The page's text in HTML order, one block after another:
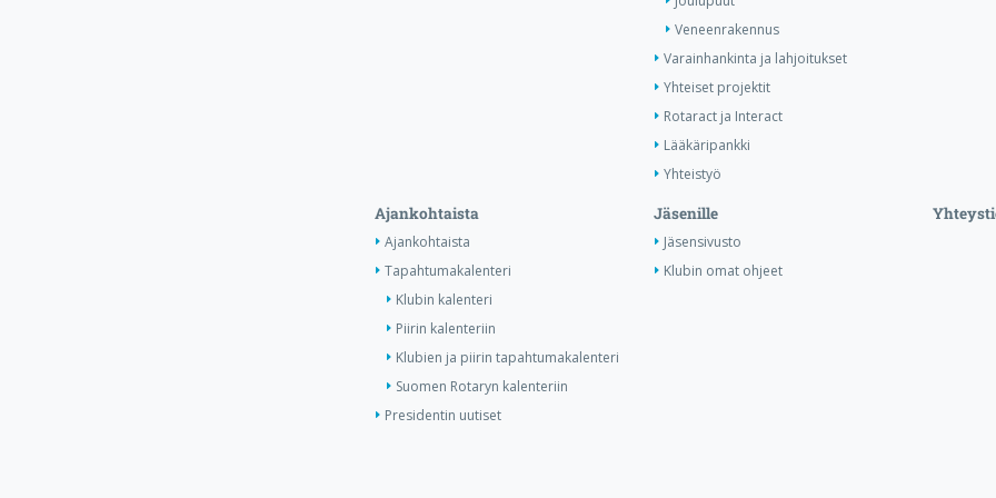
Veneenrakennus
Varainhankinta ja lahjoitukset
Yhteiset projektit
Rotaract ja Interact
Lääkäripankki
Yhteistyö
Ajankohtaista
Ajankohtaista
Tapahtumakalenteri
Klubin kalenteri
Piirin kalenteriin
Klubien ja piirin tapahtumakalenteri
Suomen Rotaryn kalenteriin
Presidentin uutiset
Jäsenille
Jäsensivusto
Klubin omat ohjeet